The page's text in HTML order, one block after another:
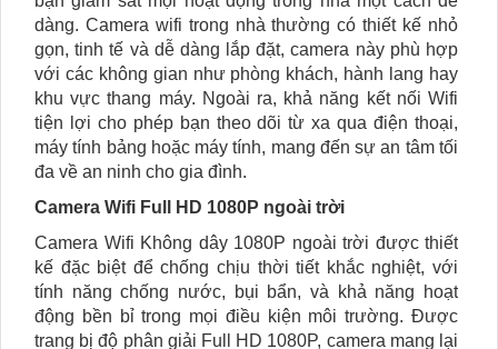
dàng. Camera wifi trong nhà thường có thiết kế nhỏ
gọn, tinh tế và dễ dàng lắp đặt, camera này phù hợp
với các không gian như phòng khách, hành lang hay
khu vực thang máy. Ngoài ra, khả năng kết nối Wifi
tiện lợi cho phép bạn theo dõi từ xa qua điện thoại,
máy tính bảng hoặc máy tính, mang đến sự an tâm tối
đa về an ninh cho gia đình.
Camera Wifi Full HD 1080P ngoài trời
Camera Wifi Không dây 1080P ngoài trời được thiết
kế đặc biệt để chống chịu thời tiết khắc nghiệt, với
tính năng chống nước, bụi bẩn, và khả năng hoạt
động bền bỉ trong mọi điều kiện môi trường. Được
trang bị độ phân giải Full HD 1080P, camera mang lại